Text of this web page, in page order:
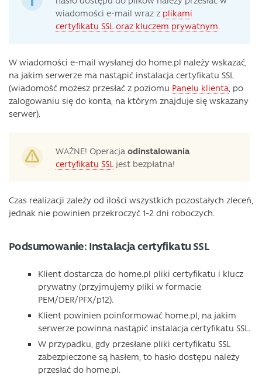
wiadomości e-mail wraz z plikami
certyfikatu SSL oraz kluczem prywatnym.
W wiadomości e-mail wysłanej do home.pl należy wskazać,
na jakim serwerze ma nastąpić instalacja certyfikatu SSL
(wiadomość możesz przesłać z poziomu Panelu klienta , po
zalogowaniu się do konta, na którym znajduje się wskazany
serwer).
WAŻNE! Operacja odinstalowania
certyfikatu SSL jest bezpłatna!
Czas realizacji zależy od ilości wszystkich pozostałych zleceń,
jednak nie powinien przekroczyć 1-2 dni roboczych.
Podsumowanie: Instalacja certyfikatu SSL
Klient dostarcza do home.pl pliki certyfikatu i klucz
prywatny (przyjmujemy pliki w formacie
PEM/DER/PFX/p12).
Klient powinien poinformować home.pl, na jakim
serwerze powinna nastąpić instalacja certyfikatu SSL.
W przypadku, gdy przesłane pliki certyfikatu SSL
zabezpieczone są hasłem, to hasło dostępu należy
przesłać do home.pl.